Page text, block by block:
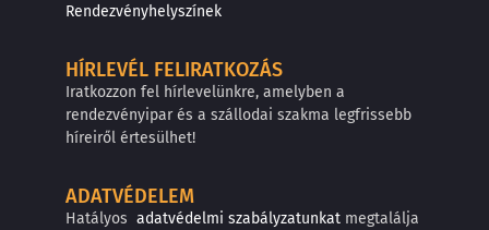
Rendezvényhelyszínek
HÍRLEVÉL FELIRATKOZÁS
Iratkozzon fel hírlevelünkre, amelyben a
rendezvényipar és a szállodai szakma legfrissebb
híreiről értesülhet!
ADATVÉDELEM
Hatályos adatvédelmi szabályzatunkat megtalálja